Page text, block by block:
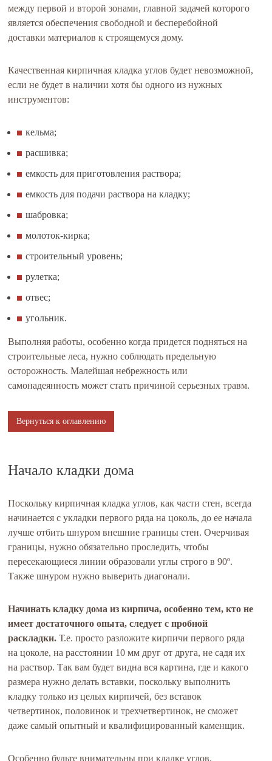
между первой и второй зонами, главной задачей которого
является обеспечения свободной и бесперебойной
доставки материалов к строящемуся дому.
Качественная кирпичная кладка углов будет невозможной,
если не будет в наличии хотя бы одного из нужных
инструментов:
кельма;
расшивка;
емкость для приготовления раствора;
емкость для подачи раствора на кладку;
шабровка;
молоток-кирка;
строительный уровень;
рулетка;
отвес;
угольник.
Выполняя работы, особенно когда придется подняться на
строительные леса, нужно соблюдать предельную
осторожность. Малейшая небрежность или
самонадеянность может стать причиной серьезных травм.
Вернуться к оглавлению
Начало кладки дома
Поскольку кирпичная кладка углов, как части стен, всегда
начинается с укладки первого ряда на цоколь, до ее начала
лучше отбить шнуром внешние границы стен. Очерчивая
границы, нужно обязательно проследить, чтобы
пересекающиеся линии образовали углы строго в 90º.
Также шнуром нужно выверить диагонали.
Начинать кладку дома из кирпича, особенно тем, кто не
имеет достаточного опыта, следует с пробной
раскладки.Т.е. просто разложите кирпичи первого ряда
на цоколе, на расстоянии 10 мм друг от друга, не садя их
на раствор. Так вам будет видна вся картина, где и какого
размера нужно делать вставки, поскольку выполнить
кладку только из целых кирпичей, без вставок
четвертинок, половинок и трехчетвертинок, не сможет
даже самый опытный и квалифицированный каменщик.
Особенно будьте внимательны при кладке углов.